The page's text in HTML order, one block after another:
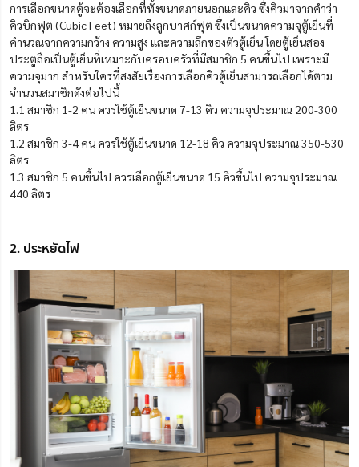
การเลือกขนาดตู้จะต้องเลือกที่ทั้งขนาดภายนอกและคิว ซึ่งคิวมาจากคำว่า
คิวบิกฟุต (Cubic Feet) หมายถึงลูกบาศก์ฟุต ซึ่งเป็นขนาดความจุตู้เย็นที่
คำนวณจากความกว้าง ความสูง และความลึกของตัวตู้เย็น โดยตู้เย็นสอง
ประตูถือเป็นตู้เย็นที่เหมาะกับครอบครัวที่มีสมาชิก 5 คนขึ้นไป เพราะมี
ความจุมาก สำหรับใครที่สงสัยเรื่องการเลือกคิวตู้เย็นสามารถเลือกได้ตาม
จำนวนสมาชิกดังต่อไปนี้
1.1 สมาชิก 1-2 คน ควรใช้ตู้เย็นขนาด 7-13 คิว ความจุประมาณ 200-300
ลิตร
1.2 สมาชิก 3-4 คน ควรใช้ตู้เย็นขนาด 12-18 คิว ความจุประมาณ 350-530
ลิตร
1.3 สมาชิก 5 คนขึ้นไป ควรเลือกตู้เย็นขนาด 15 คิวขึ้นไป ความจุประมาณ
440 ลิตร
2. ประหยัดไฟ